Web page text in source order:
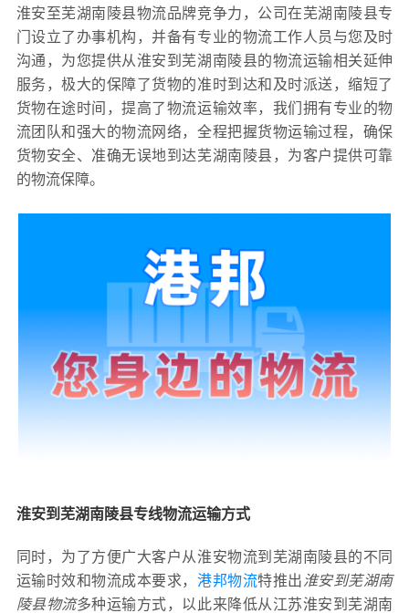
淮安至芜湖南陵县物流品牌竞争力，公司在芜湖南陵县专
门设立了办事机构，并备有专业的物流工作人员与您及时
沟通，为您提供从淮安到芜湖南陵县的物流运输相关延伸
服务，极大的保障了货物的准时到达和及时派送，缩短了
货物在途时间，提高了物流运输效率，我们拥有专业的物
流团队和强大的物流网络，全程把握货物运输过程，确保
货物安全、准确无误地到达芜湖南陵县，为客户提供可靠
的物流保障。
淮安到芜湖南陵县专线物流运输方式
同时，为了方便广大客户从淮安物流到芜湖南陵县的不同
运输时效和物流成本要求， 港邦物流特推出 淮安到芜湖南
陵县物流多种运输方式，以此来降低从江苏淮安到芜湖南